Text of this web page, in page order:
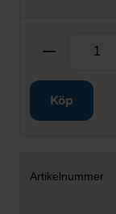
Ta bort
Köp